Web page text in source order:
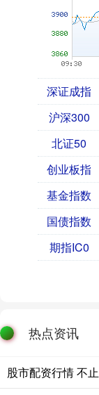
深证成指
沪深300
北证50
创业板指
基金指数
国债指数
期指IC0
热点资讯